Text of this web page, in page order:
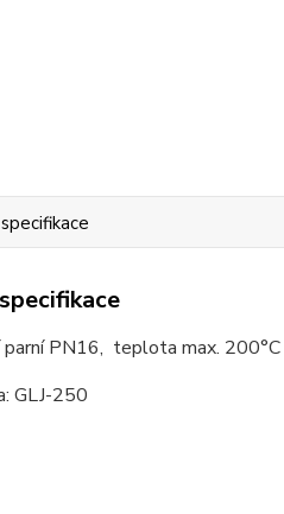
parní PN16, teplota max.
GLJ-250